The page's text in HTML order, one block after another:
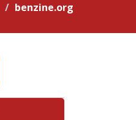
benzine.org